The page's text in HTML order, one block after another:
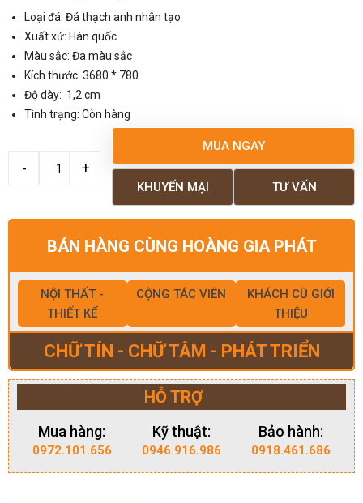
Loại đá: Đá thạch anh nhân tạo
Xuất xứ: Hàn quốc
Màu sắc: Đa màu sắc
Kích thước: 3680 * 780
Độ dày: 1,2 cm
Tình trạng: Còn hàng
MUA NGAY
TƯ VẤN
KHUYẾN MẠI
BÁN HÀNG CÙNG HOÀNG GIA PHÁT
NỘI THẤT -
THIẾT KẾ
CỘNG TÁC VIÊN
KHÁCH CŨ GIỚI
THIỆU
CHỮ TÍN - CHỮ TÂM - PHÁT TRIỂN
HỖ TRỢ
Mua hàng:
0972.101.656
Kỹ thuật:
0946.916.986
Bảo hành:
0918.461.686